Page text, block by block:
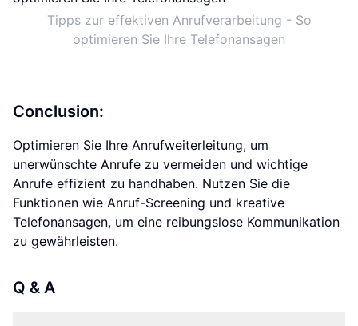
Tipps zur effektiven Anrufverarbeitung - So
optimieren Sie Ihre Telefonansagen
Conclusion:
Optimieren Sie Ihre Anrufweiterleitung, um
unerwünschte Anrufe zu vermeiden und wichtige
Anrufe effizient zu handhaben. Nutzen Sie die
Funktionen wie Anruf-Screening und kreative
Telefonansagen, um eine reibungslose Kommunikation
zu gewährleisten.
Q & A